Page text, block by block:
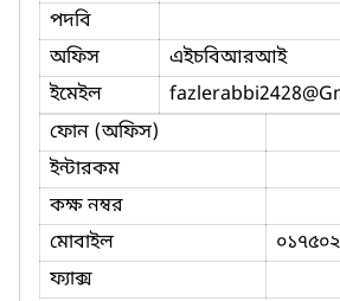
পদবি
অফিস
এইচবিআরআই
ইমেইল
fazlerabbi2428
ফোন (অফিস)
ইন্টারকম
কক্ষ নম্বর
মোবাইল
ফ্যাক্স